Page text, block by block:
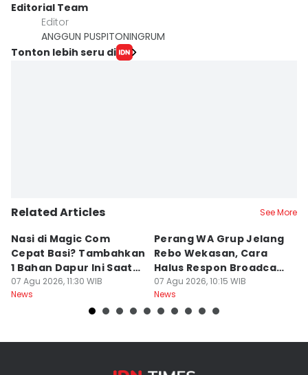
Editorial Team
Editor
ANGGUN PUSPITONINGRUM
Tonton lebih seru di
Related Articles See More
Nasi di Magic Com
Cepat Basi? Tambahkan
1 Bahan Dapur Ini Saat
Menanak, Awet 2 Hari
07 Agu 2026, 11:30 WIB
News
Perang WA Grup Jelang
Rebo Wekasan, Cara
Halus Respon Broadcast
Parno
07 Agu 2026, 10:15 WIB
News